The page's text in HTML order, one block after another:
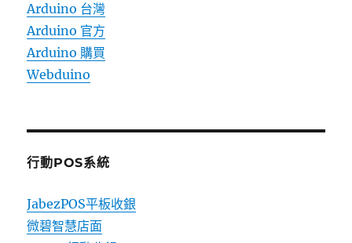
Arduino 台灣
Arduino 官方
Arduino 購買
Webduino
行動POS系統
JabezPOS平板收銀
微碧智慧店面